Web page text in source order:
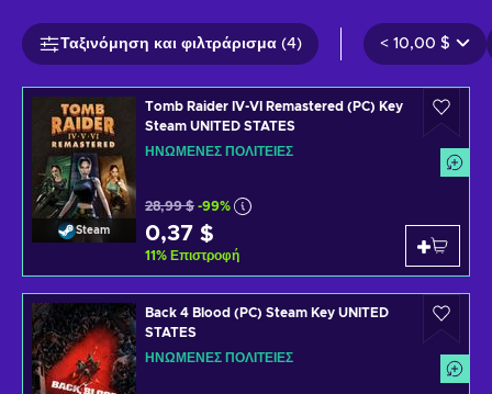
Ταξινόμηση και φιλτράρισμα (4) < 10,00 $
Steam
Tomb Raider IV-VI Remastered (PC) Key
Steam UNITED STATES
ΗΝΩΜΈΝΕΣ ΠΟΛΙΤΕΊΕΣ
28,99 $ -99%
0,37 $
11% Επιστροφή
Back 4 Blood (PC) Steam Key UNITED
STATES
ΗΝΩΜΈΝΕΣ ΠΟΛΙΤΕΊΕΣ